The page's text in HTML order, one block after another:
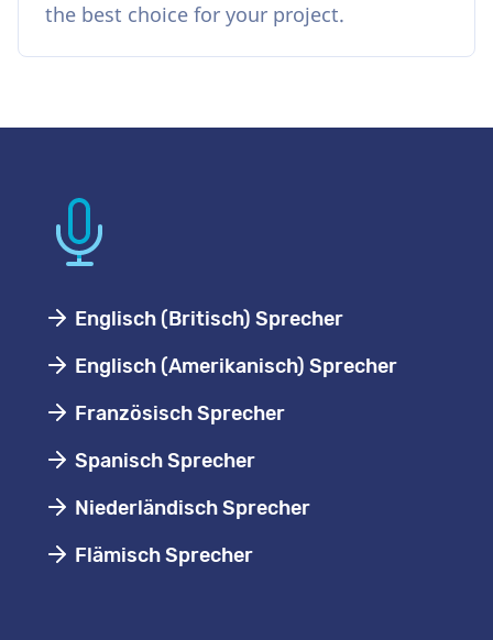
the best choice for your project.
Englisch (Britisch) Sprecher
Englisch (Amerikanisch) Sprecher
Französisch Sprecher
Spanisch Sprecher
Niederländisch Sprecher
Flämisch Sprecher